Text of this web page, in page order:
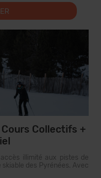
Collectifs +
illimité aux pistes de
des Pyrénées. Avec